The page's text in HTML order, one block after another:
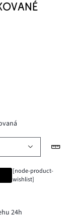
[node-product-
wishlist]
24h